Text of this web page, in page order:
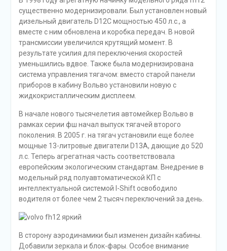
существенно модернизировали. Был установлен новый
дизельный двигатель D12C мощностью 450 л.с., а
вместе с ним обновлена и коробка передач. В новой
трансмиссии увеличился крутящий момент. В
результате усилия для переключения скоростей
уменьшились вдвое. Также была модернизирована
система управления тягачом: вместо старой панели
приборов в кабину Вольво установили новую с
жидкокристаллическим дисплеем.
В начале нового тысячелетия автомейкер Вольво в
рамках серии фш начал выпуск тягачей второго
поколения. В 2005 г. на тягач установили еще более
мощные 13-литровые двигатели D13А, дающие до 520
л.с. Теперь агрегатная часть соответствовала
европейским экологическим стандартам. Внедрение в
модельный ряд полуавтоматической КП с
интеллектуальной системой I-Shift освободило
водителя от более чем 2 тысяч переключений за день.
В сторону аэродинамики был изменен дизайн кабины.
Добавили зеркала и блок-фары. Особое внимание